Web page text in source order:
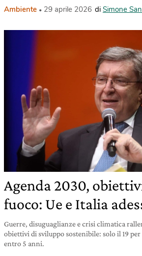
Ambiente 29 aprile 2026 di Simone
Agenda 2030,
fuoco: Ue e Italia
Guerre, disuguaglianze e crisi climatica
obiettivi di sviluppo sostenibile: solo il 19
entro 5 anni.